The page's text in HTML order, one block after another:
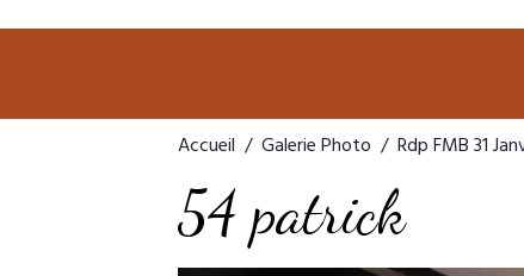
Accueil Galerie Photo Rdp FMB 31
54 patrick